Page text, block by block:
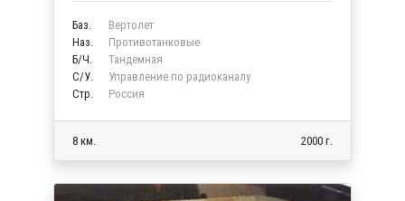
Баз.
Вертолет
Наз.
Противотанковые
Б/Ч.
Тандемная
C/У.
Управление по радиоканалу
Стр.
Россия
8 км. 2000 г.